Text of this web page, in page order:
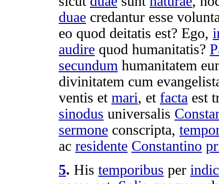
duae credantur esse
eo quod deitatis est? Ego,
audire quod humanitatis?
secundum humanitatem
divinitatem cum
ventis et mari, et facta est
sinodus universalis
sermone conscripta,
ac residente Constantino
5. His temporibus per